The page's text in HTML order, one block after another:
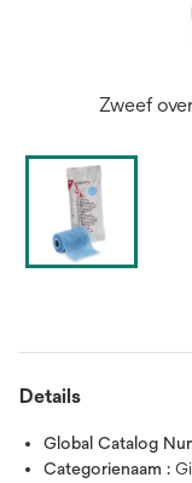
Zweef
Details
Global Catalog
Categorienaam :